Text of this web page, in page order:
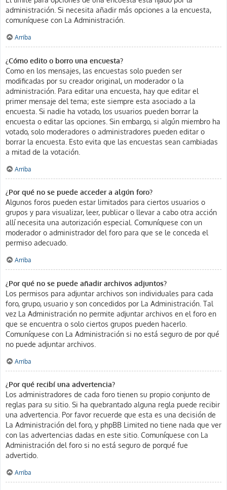
administración. Si necesita añadir más opciones a la encuesta,
comuníquese con La Administración.
Arriba
¿Cómo edito o borro una encuesta?
Como en los mensajes, las encuestas solo pueden ser
modificadas por su creador original, un moderador o la
administración. Para editar una encuesta, hay que editar el
primer mensaje del tema; este siempre esta asociado a la
encuesta. Si nadie ha votado, los usuarios pueden borrar la
encuesta o editar las opciones. Sin embargo, si algún miembro ha
votado, solo moderadores o administradores pueden editar o
borrar la encuesta. Esto evita que las encuestas sean cambiadas
a mitad de la votación.
Arriba
¿Por qué no se puede acceder a algún foro?
Algunos foros pueden estar limitados para ciertos usuarios o
grupos y para visualizar, leer, publicar o llevar a cabo otra acción
allí necesita una autorización especial. Comuníquese con un
moderador o administrador del foro para que se le conceda el
permiso adecuado.
Arriba
¿Por qué no se puede añadir archivos adjuntos?
Los permisos para adjuntar archivos son individuales para cada
foro, grupo, usuario y son concedidos por La Administración. Tal
vez La Administración no permite adjuntar archivos en el foro en
que se encuentra o solo ciertos grupos pueden hacerlo.
Comuníquese con La Administración si no está seguro de por qué
no puede adjuntar archivos.
Arriba
¿Por qué recibí una advertencia?
Los administradores de cada foro tienen su propio conjunto de
reglas para su sitio. Si ha quebrantado alguna regla puede recibir
una advertencia. Por favor recuerde que esta es una decisión de
La Administración del foro, y phpBB Limited no tiene nada que ver
con las advertencias dadas en este sitio. Comuníquese con La
Administración del foro si no está seguro de porqué fue
advertido.
Arriba